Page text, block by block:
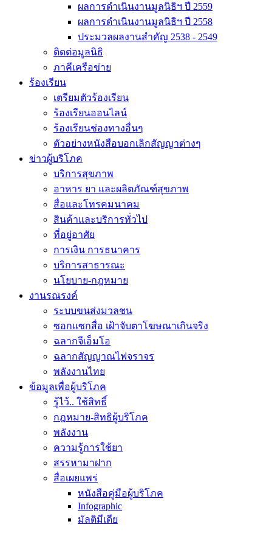
ผลการดำเนินงานมูลนิธิฯ ปี 2559
ผลการดำเนินงานมูลนิธิฯ ปี 2558
ประมวลผลงานสำคัญ 2538 - 2549
ติดต่อมูลนิธิ
ภาคีเครือข่าย
ร้องเรียน
เตรียมตัวร้องเรียน
ร้องเรียนออนไลน์
ร้องเรียนช่องทางอื่นๆ
ตัวอย่างหนังสือบอกเลิกสัญญาต่างๆ
ข่าวผู้บริโภค
บริการสุขภาพ
อาหาร ยา และผลิตภัณฑ์สุขภาพ
สื่อและโทรคมนาคม
สินค้าและบริการทั่วไป
ที่อยู่อาศัย
การเงิน การธนาคาร
บริการสาธารณะ
นโยบาย-กฎหมาย
งานรณรงค์
ระบบขนส่งมวลชน
ซอกแซกสื่อ เฝ้าจับตาโฆษณาเกินจริง
ฉลากจีเอ็มโอ
ฉลากสัญญาณไฟจราจร
พลังงานไทย
ข้อมูลเพื่อผู้บริโภค
รู้ไว้.. ใช้สิทธิ์
กฎหมาย-สิทธิผู้บริโภค
พลังงาน
ความรู้การใช้ยา
สรรหามาฝาก
สื่อเผยแพร่
หนังสือคู่มือผู้บริโภค
Infographic
มัลติมีเดีย